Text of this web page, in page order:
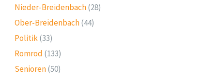
Nieder-Breidenbach(28)
Ober-Breidenbach(44)
Politik(33)
Romrod (133)
Senioren(50)